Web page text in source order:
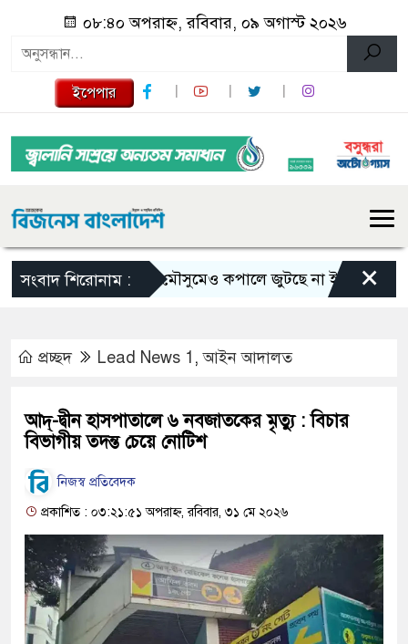
০৮:৪০ অপরাহ্ন, রবিবার, ০৯ অগাস্ট ২০২৬
ইপেপার
সংবাদ শিরোনাম :ভরা মৌসুমেও কপালে জুটছে না ইলিশ, দাম বেশ চড়া
×
প্রচ্ছদ Lead News 1 ,আইন আদালত
আদ্-দ্বীন হাসপাতালে ৬ নবজাতকের মৃত্যু : বিচার
বিভাগীয় তদন্ত চেয়ে নোটিশ
নিজস্ব প্রতিবেদক
প্রকাশিত : ০৩:২১:৫১ অপরাহ্ন, রবিবার, ৩১ মে ২০২৬